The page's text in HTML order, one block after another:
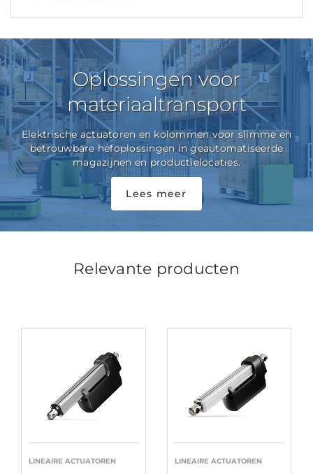
Oplossingen voor
materiaaltransport
Elektrische actuatoren en kolommen voor slimme en
betrouwbare hefoplossingen in geautomatiseerde
magazijnen en productielocaties.
Lees meer
Relevante producten
LINEAIRE ACTUATOREN LINEAIRE ACTUATOREN